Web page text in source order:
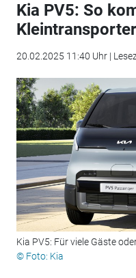
Kia PV5: So
Kleintransporter
20.02.2025 11:40 Uhr |
Kia PV5: Für viele Gäste
© Foto: Kia